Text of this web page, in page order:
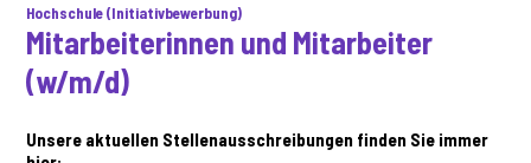
Hochschule (Initiativbewerbung)
Mitarbeiterinnen und Mitarbeiter
(w/m/d)
Unsere aktuellen Stellenausschreibungen finden Sie immer